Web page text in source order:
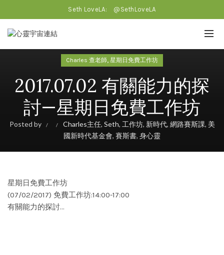
Seth LoveLA: @SethLoveLA
Charles 查老師, 星期日免費工作坊
2017.07.02 有關能力的探
討—星期日免費工作坊
Posted by Charles主任, Seth, 工作坊, 新時代, 網路賽斯課, 美
國新時代基金會, 賽斯書, 身心靈
星期日免費工作坊
(07/02/2017) 免費工作坊:14:00-17:00
有關能力的探討…